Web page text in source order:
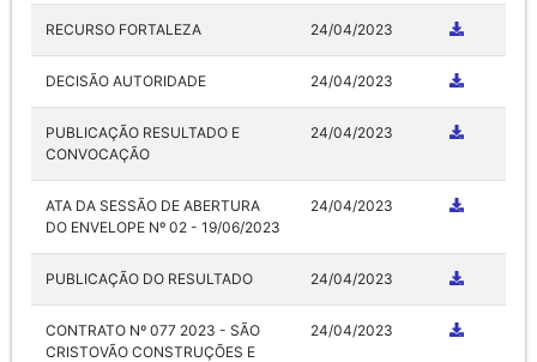
RECURSO FORTALEZA 24/04/2023
DECISÃO AUTORIDADE 24/04/2023
PUBLICAÇÃO RESULTADO E
CONVOCAÇÃO
24/04/2023
ATA DA SESSÃO DE ABERTURA
DO ENVELOPE Nº 02 - 19/06/2023
24/04/2023
PUBLICAÇÃO DO RESULTADO 24/04/2023
CONTRATO Nº 077 2023 - SÃO
CRISTOVÃO CONSTRUÇÕES E
24/04/2023